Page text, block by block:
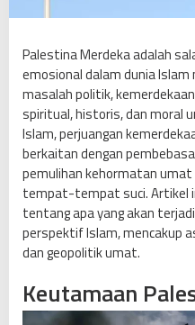
a
e
t
i
n
a
M
e
r
e
k
Palestina Merdeka adalah
emosional dalam dunia
masalah politik,
spiritual, historis, dan moral
Islam, perjuangan
berkaitan dengan
pemulihan kehormatan
tempat-tempat suci. Artikel
tentang apa yang akan
perspektif Islam, mencakup
dan geopolitik umat.
Keutamaan